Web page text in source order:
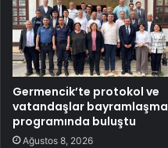
Germencik’te protokol ve
vatandaşlar bayramlaşma
programında buluştu
Ağustos 8, 2026